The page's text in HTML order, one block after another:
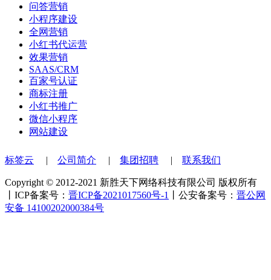
问答营销
小程序建设
全网营销
小红书代运营
效果营销
SAAS/CRM
百家号认证
商标注册
小红书推广
微信小程序
网站建设
标签云 公司简介 集团招聘 联系我们
Copyright © 2012-2021 新胜天下网络科技有限公司 版权所有
丨ICP备案号： 晋ICP备2021017560号-1 丨公安备案号： 晋公网
安备 14100202000384号